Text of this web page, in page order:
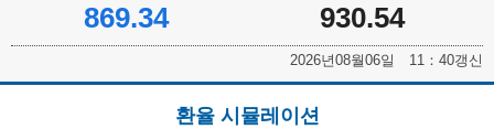
869.34 930.54
2026년08월06일 11：40갱신
환율 시뮬레이션